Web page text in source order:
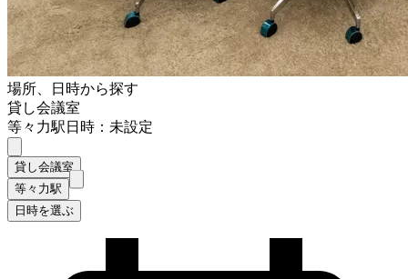
場所、日時から探す
貸し会議室
等々力駅日時：未設定
貸し会議室
等々力駅
日時を選ぶ